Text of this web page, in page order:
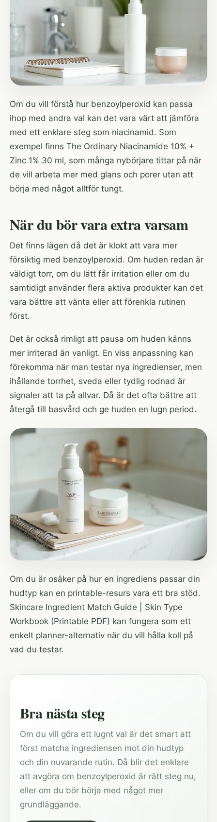
Om du vill förstå hur benzoylperoxid kan passa
ihop med andra val kan det vara värt att jämföra
med ett enklare steg som niacinamid. Som
exempel finns The Ordinary Niacinamide 10% +
Zinc 1% 30 ml, som många nybörjare tittar på när
de vill arbeta mer med glans och porer utan att
börja med något alltför tungt.
När du bör vara extra varsam
Det finns lägen då det är klokt att vara mer
försiktig med benzoylperoxid. Om huden redan är
väldigt torr, om du lätt får irritation eller om du
samtidigt använder flera aktiva produkter kan det
vara bättre att vänta eller att förenkla rutinen
först.
Det är också rimligt att pausa om huden känns
mer irriterad än vanligt. En viss anpassning kan
förekomma när man testar nya ingredienser, men
ihållande torrhet, sveda eller tydlig rodnad är
signaler att ta på allvar. Då är det ofta bättre att
återgå till basvård och ge huden en lugn period.
Om du är osäker på hur en ingrediens passar din
hudtyp kan en printable-resurs vara ett bra stöd.
Skincare Ingredient Match Guide | Skin Type
Workbook (Printable PDF) kan fungera som ett
enkelt planner-alternativ när du vill hålla koll på
vad du testar.
Bra nästa steg
Om du vill göra ett lugnt val är det smart att
först matcha ingrediensen mot din hudtyp
och din nuvarande rutin. Då blir det enklare
att avgöra om benzoylperoxid är rätt steg nu,
eller om du bör börja med något mer
grundläggande.